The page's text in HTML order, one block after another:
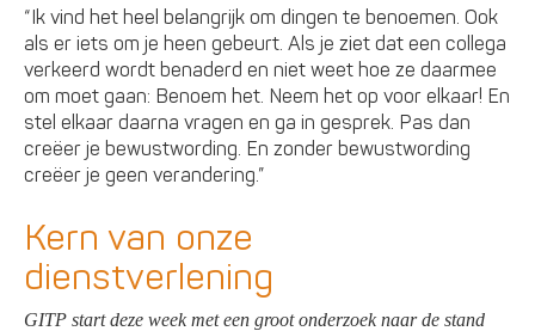
“Ik vind het heel belangrijk om dingen te benoemen. Ook
als er iets om je heen gebeurt. Als je ziet dat een collega
verkeerd wordt benaderd en niet weet hoe ze daarmee
om moet gaan: Benoem het. Neem het op voor elkaar! En
stel elkaar daarna vragen en ga in gesprek. Pas dan
creëer je bewustwording. En zonder bewustwording
creëer je geen verandering.”
Kern van onze
dienstverlening
GITP start deze week met een groot onderzoek naar de stand